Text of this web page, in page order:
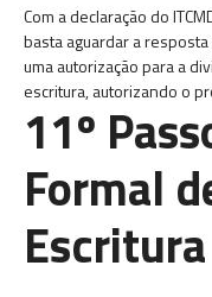
Com a declaração do
basta aguardar a
uma autorização para a
escritura, autorizando o
11º
Formal